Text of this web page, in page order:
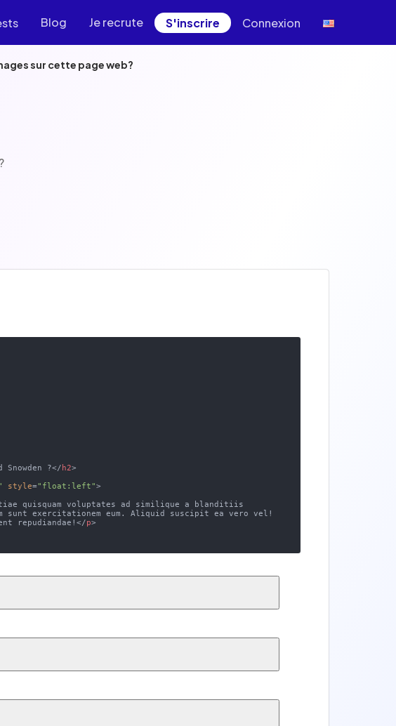
Blog Je recrute S'inscrire Connexion
sur cette page web?
?</ h2>
style="float:left">
quisquam voluptates ad similique a blanditiis
sunt exercitationem eum. Aliquid suscipit ea vero vel!
repudiandae!</p>